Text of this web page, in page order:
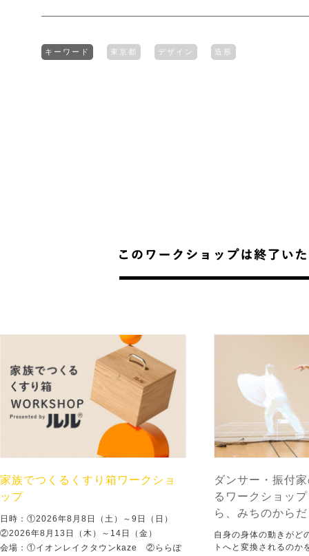
キーワード 東京都 デザイン 造形
家族でつくるくすり箱ワークショ
ップ
日時：①2026年8月8日（土）～9日（日）
②2026年8月13日（木）～14日（金）
会場：①イオンレイクタウンkaze ②ららぽ
ダンサー・振付
るワークショッ
ら、みちのから
自身の身体の動きがど
トへと変換されるのか